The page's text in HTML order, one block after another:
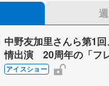
中野友加里さんら第1
情出演 20周年の「フ
ス」 宮本賢二さん、
アイスショー